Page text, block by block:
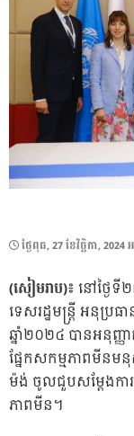
POSTED
ថ្ងៃ​ពុធ, 27 ខែ​វិច្ឆិកា, 2024
(សៀមរាប)៖នៅថ្ងៃទី
ទេសរដ្ឋមន្រ្តី អនុប្រ
ឆ្នាំ២០២៤ បានអនុញ្ញ
ផ្នែកសកម្មភាពមីន
ម៉ង់ ចូលជួបសម្តែងកា
ភាពមីន។